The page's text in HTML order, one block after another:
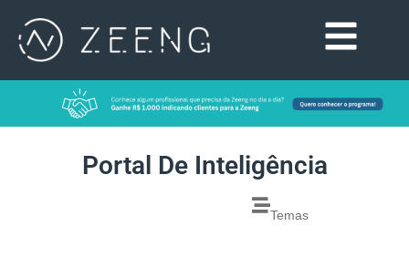
Portal De Inteligência
Temas